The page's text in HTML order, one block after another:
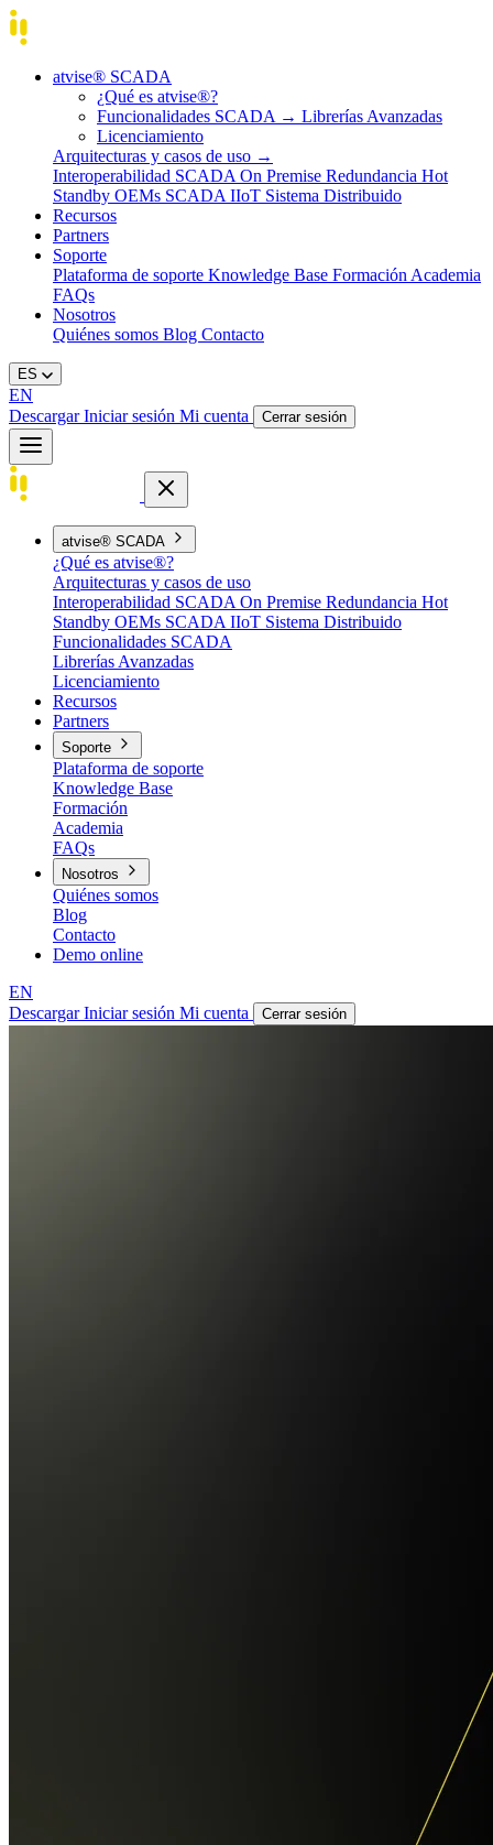
atvise® SCADA
¿Qué es atvise®?
Funcionalidades SCADA → Librerías Avanzadas
Licenciamiento
Arquitecturas y casos de uso →
Interoperabilidad SCADA On Premise Redundancia Hot
Standby OEMs SCADA IIoT Sistema Distribuido
Recursos
Partners
Soporte
Plataforma de soporte Knowledge Base Formación Academia
FAQs
Nosotros
Quiénes somos Blog Contacto
ES
EN
DescargarIniciar sesión Mi cuenta Cerrar sesión
atvise® SCADA
¿Qué es atvise®?
Arquitecturas y casos de uso
Interoperabilidad SCADA On Premise Redundancia Hot
Standby OEMs SCADA IIoT Sistema Distribuido
Funcionalidades SCADA
Librerías Avanzadas
Licenciamiento
Recursos
Partners
Soporte
Plataforma de soporte
Knowledge Base
Formación
Academia
FAQs
Nosotros
Quiénes somos
Blog
Contacto
Demo online
EN
DescargarIniciar sesión Mi cuenta Cerrar sesión